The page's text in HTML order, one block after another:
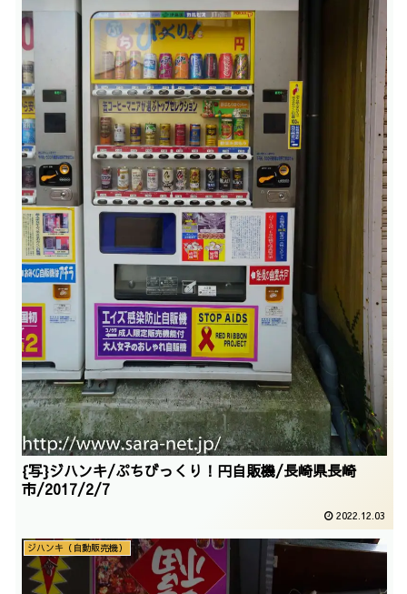
{写}ジハンキ/ぷちびっくり！円自販機/長崎県長崎
市/2017/2/7
2022.12.03
ジハンキ（自動販売機）